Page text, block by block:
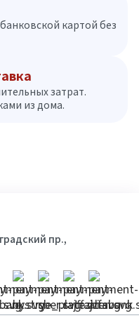
картой без
затрат.
из дома.
пр.,